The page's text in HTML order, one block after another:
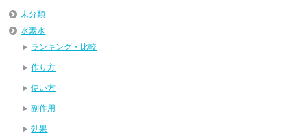
未分類
水素水
ランキング・比較
作り方
使い方
副作用
効果